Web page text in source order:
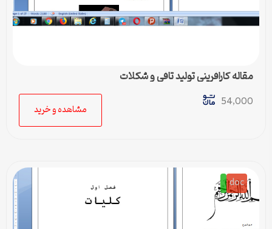
مقاله کارافرینی تولید تافی و شکلات
54,000
مشاهده و خرید
doc